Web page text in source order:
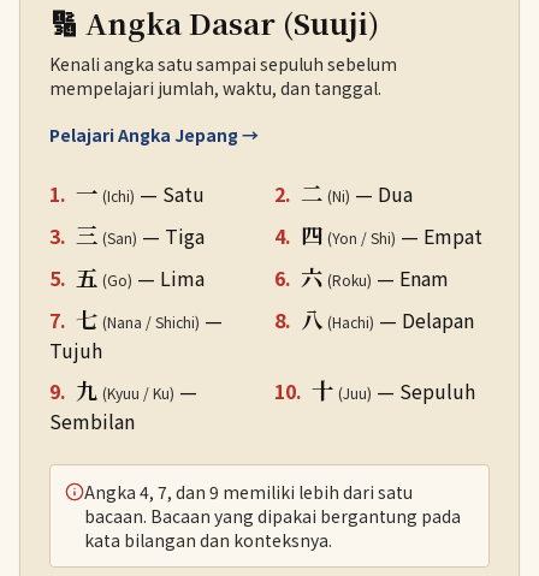
🔢 Angka Dasar (Suuji)
Kenali angka satu sampai sepuluh sebelum
mempelajari jumlah, waktu, dan tanggal.
Pelajari Angka Jepang →
1. 一 (Ichi) — Satu 2. 二 (Ni) — Dua
3. 三 (San) — Tiga 4. 四 (Yon / Shi) — Empat
5. 五 (Go) — Lima 6. 六 (Roku) — Enam
7. 七 (Nana / Shichi) —
Tujuh
8. 八 (Hachi) — Delapan
9. 九 (Kyuu / Ku) —
Sembilan
10. 十 (Juu) — Sepuluh
Angka 4, 7, dan 9 memiliki lebih dari satu
bacaan. Bacaan yang dipakai bergantung pada
kata bilangan dan konteksnya.